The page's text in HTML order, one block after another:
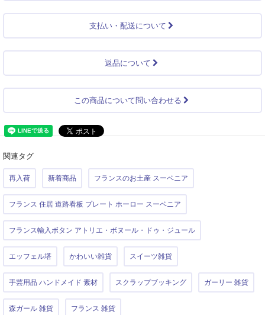
支払い・配送について
返品について
この商品について問い合わせる
関連タグ
再入荷 新着商品 フランスのお土産 スーベニア
フランス 住居 道路看板 プレート ホーロー スーベニア
フランス輸入ボタン アトリエ・ボヌール・ドゥ・ジュール
エッフェル塔 かわいい雑貨 スイーツ雑貨
手芸用品 ハンドメイド 素材 スクラップブッキング ガーリー 雑貨
森ガール 雑貨 フランス 雑貨